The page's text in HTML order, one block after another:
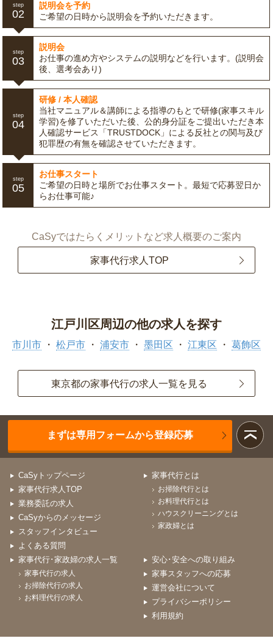
step
02
説明会を予約
ご希望の日時から説明会を予約いただきます。
step
03
説明会
お仕事の進め方やシステムの説明などを行います。(説明会
後、選考会あり)
step
04
研修 / 本人確認
当社マニュアル＆講師による指導のもとで研修(家事スキル
学習)を修了いただいた後、公的身分証をご提出いただき本
人確認サービス「TRUSTDOCK」による反社との関与及び
犯罪歴の有無を確認させていただきます。
step
05
お仕事スタート
ご希望の日時と場所でお仕事スタート。最短で応募翌日か
らお仕事可能♪
CaSyではたらくメリットなど求人概要のご案内
家事代行求人TOP
江戸川区周辺の他の求人を探す
市川市 松戸市 浦安市 墨田区 江東区 葛飾区
東京都の家事代行の求人一覧を見る
まずは専用フォームから登録応募
CaSyトップページ
家事代行求人TOP
業務委託の求人
CaSyからのメッセージ
スタッフインタビュー
よくある質問
家事代行とは
お掃除代行とは
お料理代行とは
ハウスクリーニングとは
家政婦とは
家事代行･家政婦の求人一覧
家事代行の求人
お掃除代行の求人
お料理代行の求人
安心･安全への取り組み
家事スタッフへの応募
運営会社について
プライバシーポリシー
利用規約